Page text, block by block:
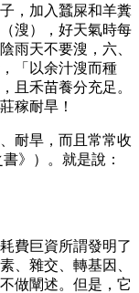
，加入蠶屎和羊糞
溲），好天氣時每
雨天不要溲，六、
「以余汁溲而種
且禾苗養分充足。
稼耐旱！
耐旱，而且常常收
》）。就是說：
費巨資所謂發明了
、雜交、轉基因、
做闡述。但是，它